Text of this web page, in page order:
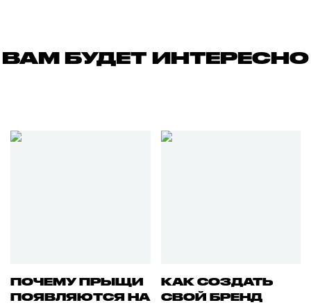
ВАМ БУДЕТ ИНТЕРЕСНО
ПОЧЕМУ ПРЫЩИ
ПОЯВЛЯЮТСЯ НА
КАК СОЗДАТЬ
СВОЙ БРЕНД